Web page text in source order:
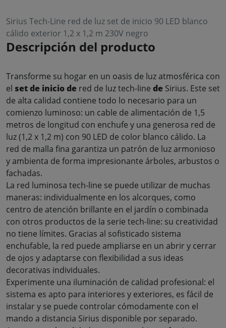
Sirius Tech-Line red de luz set de inicio 90 LED blanco
cálido exterior 1,2 x 1,2 m 230V negro
Descripción del producto
Transforme su hogar en un oasis de luz atmosférica con
el set de inicio de red de luz tech-line de Sirius. Este set
de alta calidad contiene todo lo necesario para un
comienzo luminoso: un cable de alimentación de 1,5
metros de longitud con enchufe y una generosa red de
luz (1,2 x 1,2 m) con 90 LED de color blanco cálido. La
red de malla fina garantiza un patrón de luz armonioso
y ambienta de forma impresionante árboles, arbustos o
fachadas.
La red luminosa tech-line se puede utilizar de muchas
maneras: individualmente en los alcorques, como
centro de atención brillante en el jardín o combinada
con otros productos de la serie tech-line: su creatividad
no tiene límites. Gracias al sofisticado sistema
enchufable, la red puede ampliarse en un abrir y cerrar
de ojos y adaptarse con flexibilidad a sus ideas
decorativas individuales.
Experimente una iluminación de calidad profesional: el
sistema es apto para interiores y exteriores, es fácil de
instalar y se puede controlar cómodamente con el
mando a distancia Sirius disponible por separado.